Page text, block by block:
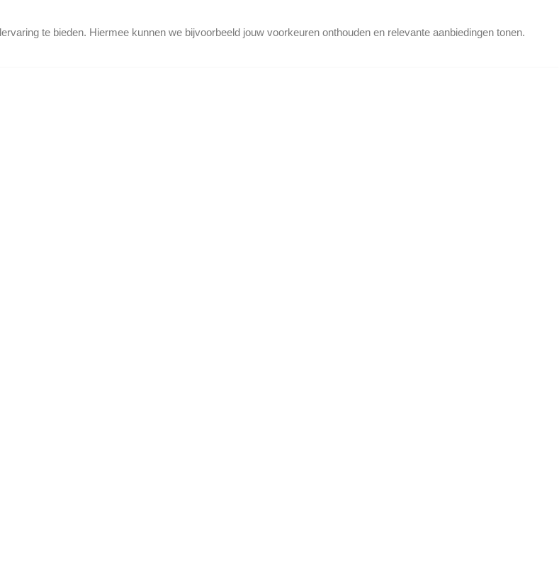
te bieden. Hiermee kunnen we bijvoorbeeld jouw voorkeuren onthouden en relevante aanbiedingen tonen.